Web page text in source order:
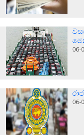
06-
06-